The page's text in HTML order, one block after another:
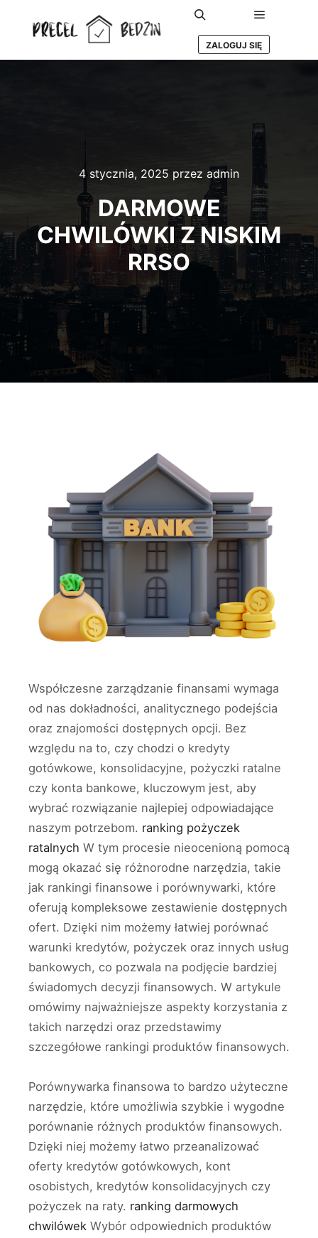
Szukaj Główne
ZALOGUJ SIĘ
4 stycznia, 2025 przez admin
DARMOWE
CHWILÓWKI Z NISKIM
RRSO
Współczesne zarządzanie finansami wymaga
od nas dokładności, analitycznego podejścia
oraz znajomości dostępnych opcji. Bez
względu na to, czy chodzi o kredyty
gotówkowe, konsolidacyjne, pożyczki ratalne
czy konta bankowe, kluczowym jest, aby
wybrać rozwiązanie najlepiej odpowiadające
naszym potrzebom. ranking pożyczek
ratalnych W tym procesie nieocenioną pomocą
mogą okazać się różnorodne narzędzia, takie
jak rankingi finansowe i porównywarki, które
oferują kompleksowe zestawienie dostępnych
ofert. Dzięki nim możemy łatwiej porównać
warunki kredytów, pożyczek oraz innych usług
bankowych, co pozwala na podjęcie bardziej
świadomych decyzji finansowych. W artykule
omówimy najważniejsze aspekty korzystania z
takich narzędzi oraz przedstawimy
szczegółowe rankingi produktów finansowych.
Porównywarka finansowa to bardzo użyteczne
narzędzie, które umożliwia szybkie i wygodne
porównanie różnych produktów finansowych.
Dzięki niej możemy łatwo przeanalizować
oferty kredytów gotówkowych, kont
osobistych, kredytów konsolidacyjnych czy
pożyczek na raty. ranking darmowych
chwilówek Wybór odpowiednich produktów